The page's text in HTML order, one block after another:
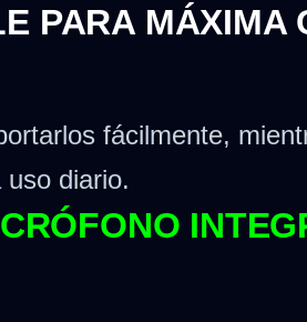
PARA MÁXIMA
fácilmente,
diario.